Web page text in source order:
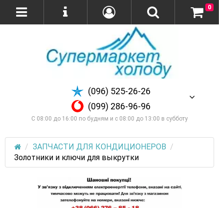
(096) 525-26-26
(099) 286-96-96
С 08:00 до 16:00 по будням и с 08:00 до 13:00 в субботу
0
ЗАПЧАСТИ ДЛЯ КОНДИЦИОНЕРОВ
Золотники и ключи для выкрутки